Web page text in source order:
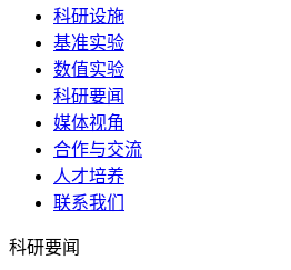
科研设施
基准实验
数值实验
科研要闻
媒体视角
合作与交流
人才培养
联系我们
科研要闻